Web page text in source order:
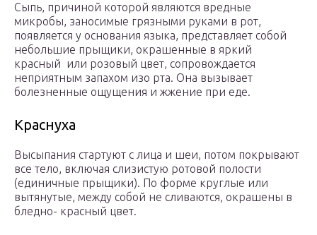
Сыпь, причиной которой являются вредные
микробы, заносимые грязными руками в рот,
появляется у основания языка, представляет собой
небольшие прыщики, окрашенные в яркий
красный или розовый цвет, сопровождается
неприятным запахом изо рта. Она вызывает
болезненные ощущения и жжение при еде.
Краснуха
Высыпания стартуют с лица и шеи, потом покрывают
все тело, включая слизистую ротовой полости
(единичные прыщики). По форме круглые или
вытянутые, между собой не сливаются, окрашены в
бледно- красный цвет.